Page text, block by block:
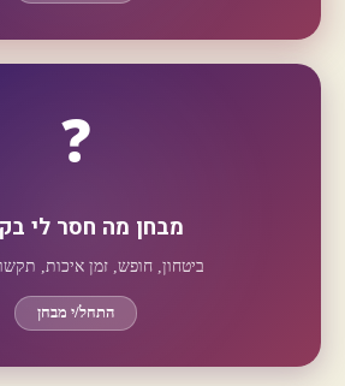
❓
מבחן מה חסר לי
ביטחון, חופש, זמן איכות,
התחל/י מבחן